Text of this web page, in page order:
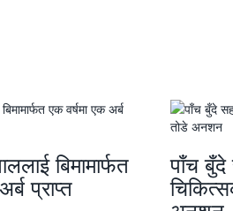
बिमामार्फत
प्राप्त
पाँच बुँदे